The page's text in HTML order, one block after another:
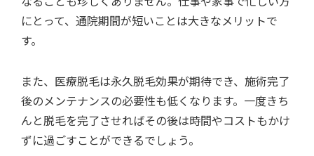
にとって、通院期間が短いことは大きなメリットで
す。
また、医療脱毛は永久脱毛効果が期待でき、施術完了
後のメンテナンスの必要性も低くなります。一度きち
んと脱毛を完了させればその後は時間やコストもかけ
ずに過ごすことができるでしょう。